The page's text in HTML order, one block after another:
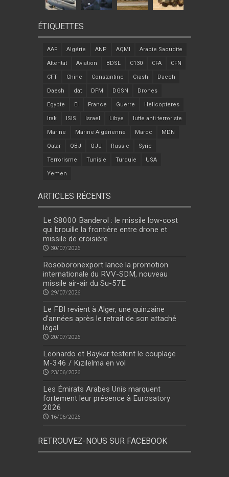
ÉTIQUETTES
AAF Algérie ANP AQMI Arabie Saoudite
Attentat Aviation BDSL C130 CFA CFN
CFT Chine Constantine Crash Daech
Daesh dat DFM DGSN Drones
Egypte EI France Guerre Helicopteres
Irak ISIS Israel Libye lutte anti terroriste
Marine Marine Algérienne Maroc MDN
Qatar QBJ QJJ Russie Syrie
Terrorisme Tunisie Turquie USA
Yemen
ARTICLES RÉCENTS
Le S8000 Banderol : le missile low-cost
qui brouille la frontière entre drone et
missile de croisière
30/07/2026
Rosoboronexport lance la promotion
internationale du RVV-SDM, nouveau
missile air-air du Su-57E
29/07/2026
Le FBI revient à Alger, une quinzaine
d’années après le retrait de son attaché
légal
20/07/2026
Leonardo et Baykar testent le couplage
M-346 / Kızılelma en vol
23/06/2026
Les Émirats Arabes Unis marquent
fortement leur présence à Eurosatory
2026
16/06/2026
RETROUVEZ-NOUS SUR FACEBOOK